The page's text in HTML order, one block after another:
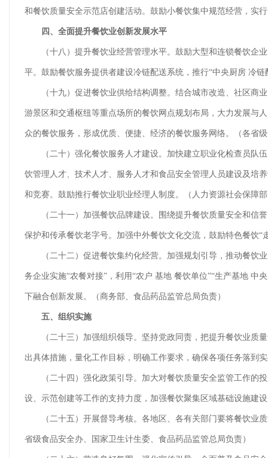
和餐饮质量安全示范店创建活动。鼓励小餐饮集中规范经营，实
四、全面提升餐饮业创新发展水平
（十八）提升餐饮业经营管理水平。鼓励大型和连锁餐饮企业
平。鼓励餐饮服务提供者建设冷链配送系统，推行“中央厨房 冷
（十九）促进餐饮业供给结构调整。结合城市改造、社区商业
游景区和交通枢纽等重点场所的餐饮网点规划布局，大力发展与
众的餐饮服务，形成优质、便捷、经济的餐饮服务网络。（各省
（二十）强化餐饮服务人才建设。加快建立职业化检查员队伍
饮管理人才、技术人才、服务人才和食品安全管理人员建设及培
和竞赛。鼓励推行餐饮业职业经理人制度。（人力资源社会保障
（二十一）加强餐饮品牌建设。围绕提升餐饮质量安全和信誉
保护和传承餐饮老字号。加强中外餐饮文化交流，鼓励特色餐饮
（二十二）促进餐饮集约化经营。加强规划引导，推动餐饮业
务企业实施“农餐对接”，利用“农户 基地 餐饮单位”“生产基地 中
下融合创新发展。（商务部、食品药品监管总局负责）
五、组织实施
（二十三）加强组织领导。坚持党政同责，把提升餐饮业质量
出具体措施，量化工作目标，明确工作要求，确保各项任务落到
（二十四）强化政策引导。加大对餐饮质量安全监管工作的投
设、示范创建等工作的支持力度，加强餐饮聚集区域基础设施建
（二十五）开展督导考核。各地区、各有关部门要将餐饮业质
省级食品安全办、国家卫生计生委、食品药品监管总局负责）